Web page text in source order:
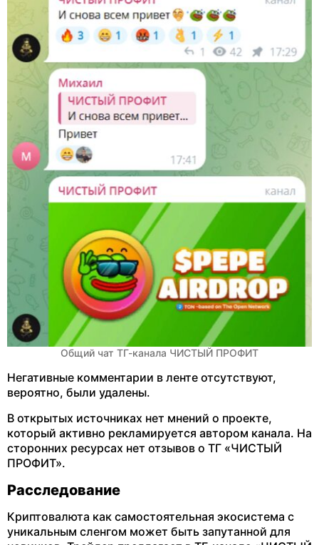
Общий чат ТГ-канала ЧИСТЫЙ ПРОФИТ
Негативные комментарии в ленте отсутствуют,
вероятно, были удалены.
В открытых источниках нет мнений о проекте,
который активно рекламируется автором канала. На
сторонних ресурсах нет отзывов о ТГ «ЧИСТЫЙ
ПРОФИТ».
Расследование
Криптовалюта как самостоятельная экосистема с
уникальным сленгом может быть запутанной для